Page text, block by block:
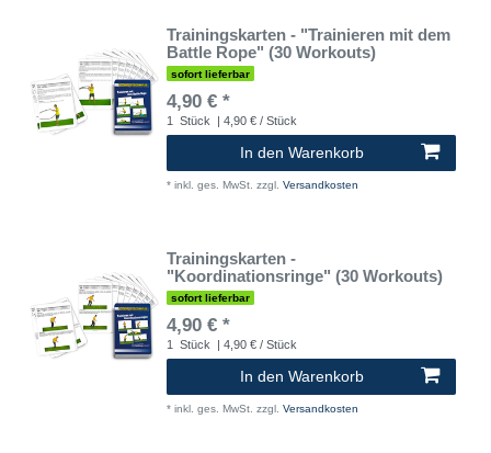
Trainingskarten - "Trainieren mit dem
Battle Rope" (30 Workouts)
sofort lieferbar
4,90 € *
1 Stück | 4,90 € / Stück
In den Warenkorb
* inkl. ges. MwSt. zzgl. Versandkosten
Trainingskarten -
"Koordinationsringe" (30 Workouts)
sofort lieferbar
4,90 € *
1 Stück | 4,90 € / Stück
In den Warenkorb
* inkl. ges. MwSt. zzgl. Versandkosten